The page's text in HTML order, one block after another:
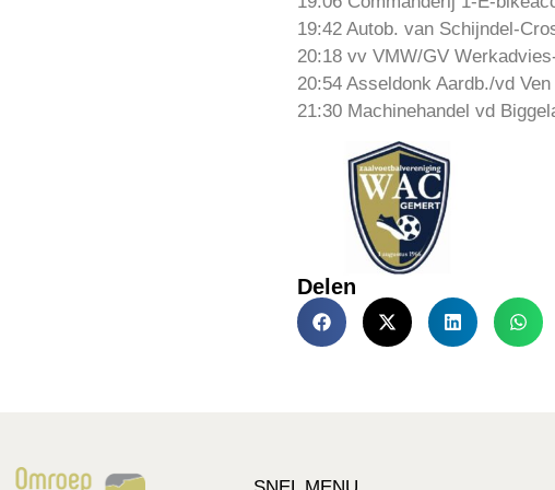
19:42 Autob. van Schijndel-
20:18 vv VMW/GV
20:54 Asseldonk Aardb./vd
21:30 Machinehandel vd
Delen